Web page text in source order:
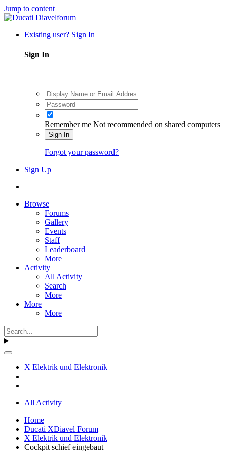
Jump to content
Existing user? Sign In
Sign In
Remember me Not recommended on shared computers
Sign In
Forgot your password?
Sign Up
Browse
Forums
Gallery
Events
Staff
Leaderboard
More
Activity
All Activity
Search
More
More
More
X Elektrik und Elektronik
All Activity
Home
Ducati XDiavel Forum
X Elektrik und Elektronik
Cockpit schief eingebaut